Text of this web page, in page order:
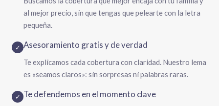
al mejor precio, sin que tengas que pelearte con la letra
pequeña.
✓ Asesoramiento gratis y de verdad
Te explicamos cada cobertura con claridad. Nuestro lema
es «seamos claros»: sin sorpresas ni palabras raras.
✓ Te defendemos en el momento clave